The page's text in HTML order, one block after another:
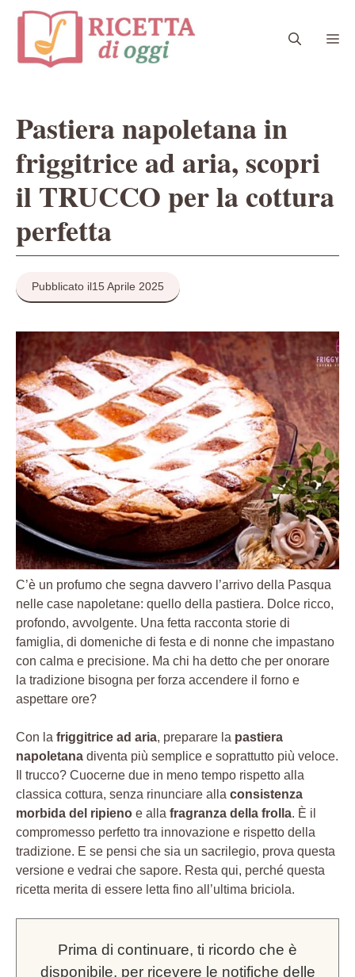
contenuto
Pastiera napoletana in
friggitrice ad aria, scopri
il TRUCCO per la cottura
perfetta
Pubblicato il15 Aprile 2025
C’è un profumo che segna davvero l’arrivo della Pasqua
nelle case napoletane: quello della pastiera. Dolce ricco,
profondo, avvolgente. Una fetta racconta storie di
famiglia, di domeniche di festa e di nonne che impastano
con calma e precisione. Ma chi ha detto che per onorare
la tradizione bisogna per forza accendere il forno e
aspettare ore?
Con la friggitrice ad aria, preparare la pastiera
napoletana diventa più semplice e soprattutto più veloce.
Il trucco? Cuocerne due in meno tempo rispetto alla
classica cottura, senza rinunciare alla consistenza
morbida del ripieno e alla fragranza della frolla. È il
compromesso perfetto tra innovazione e rispetto della
tradizione. E se pensi che sia un sacrilegio, prova questa
versione e vedrai che sapore. Resta qui, perché questa
ricetta merita di essere letta fino all’ultima briciola.
Prima di continuare, ti ricordo che è
disponibile, per ricevere le notifiche delle